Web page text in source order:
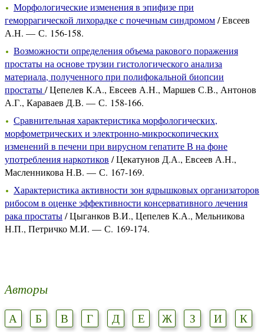
Морфологические изменения в эпифизе при
геморрагической лихорадке с почечным синдромом/ Евсеев
А.Н. — С. 156-158.
Возможности определения объема ракового поражения
простаты на основе трузии гистологического анализа
материала, полученного при полифокальной биопсии
простаты/ Цепелев К.А., Евсеев А.Н., Маршев С.В., Антонов
А.Г., Караваев Д.В. — С. 158-166.
Сравнительная характеристика морфологических,
морфометрических и электронно-микроскопических
изменений в печени при вирусном гепатите В на фоне
употребления наркотиков / Цекатунов Д.А., Евсеев А.Н.,
Масленникова Н.В. — С. 167-169.
Характеристика активности зон ядрышковых организаторов
рибосом в оценке эффективности консервативного лечения
рака простаты/ Цыганков В.И., Цепелев К.А., Мельникова
Н.П., Петричко М.И. — С. 169-174.
Авторы
А Б В Г Д Е Ж З И
К